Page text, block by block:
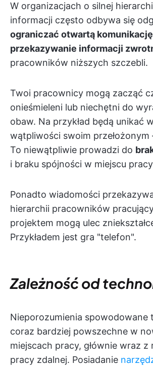
W organizacjach o silnej
informacji często odbywa się
ograniczać otwartą
przekazywanie informacji
pracowników niższych szczebli.
Twoi pracownicy mogą zacząć
onieśmieleni lub niechętni do
obaw. Na przykład będą unikać
wątpliwości swoim przełożonym
To niewątpliwie prowadzi do
i braku spójności w miejscu
Ponadto wiadomości
hierarchii pracowników
projektem mogą ulec
Przykładem jest gra "telefon".
Zależność od
Nieporozumienia spowodowane
coraz bardziej powszechne w
miejscach pracy, głównie wraz z
pracy zdalnej. Posiadanie